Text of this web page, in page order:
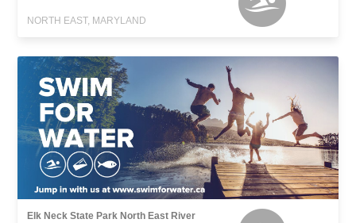
NORTH EAST, MARYLAND
Elk Neck State Park North East River